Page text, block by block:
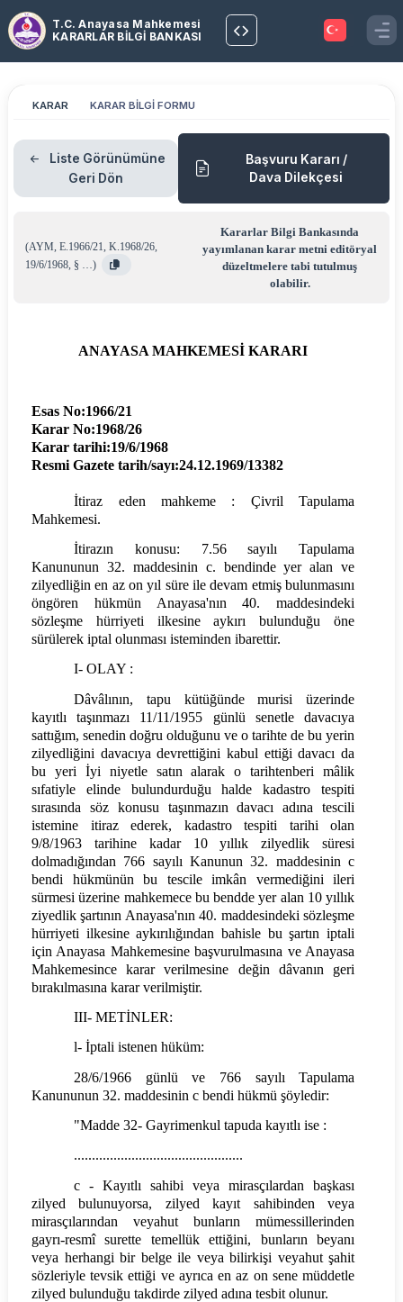
T.C. Anayasa Mahkemesi
KARARLAR BİLGİ BANKASI
KARAR KARAR BİLGİ FORMU
Liste Görünümüne
Geri Dön
Başvuru Kararı /
Dava Dilekçesi
(AYM, E.1966/21, K.1968/26,
19/6/1968, § …)
Kararlar Bilgi Bankasında
yayımlanan karar metni editöryal
düzeltmelere tabi tutulmuş
olabilir.